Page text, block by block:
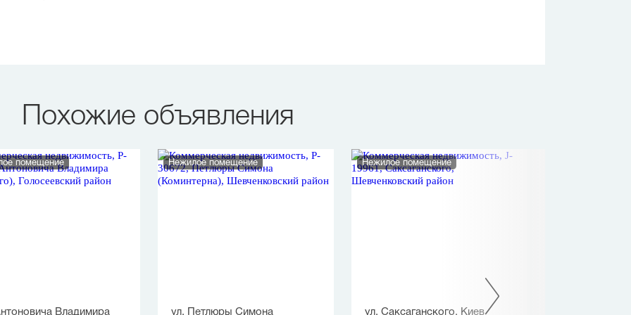
Похожие объявления
помещение
Владимира
Нежилое помещение
ул. Петлюры Симона
Нежилое помещение
ул. Саксаганского, Киев